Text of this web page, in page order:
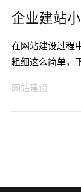
企业建站
在网站建设过程
粗细这么简单，
排版的几个要素
更容易地理解该
网站建设